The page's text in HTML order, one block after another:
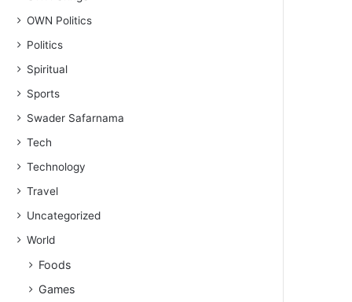
OWN Politics
Politics
Spiritual
Sports
Swader Safarnama
Tech
Technology
Travel
Uncategorized
World
Foods
Games